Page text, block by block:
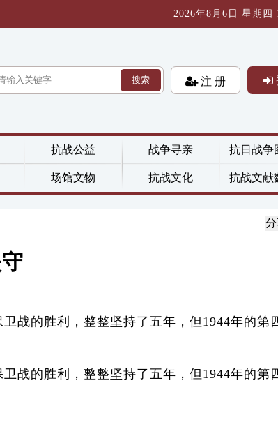
2026年8月6日 星期四
搜索 注 册
抗战公益 战争寻亲 抗日战争
场馆文物 抗战文化 抗战文献
战的胜利，整整坚持了五年，但1944年的第
战的胜利，整整坚持了五年，但1944年的第